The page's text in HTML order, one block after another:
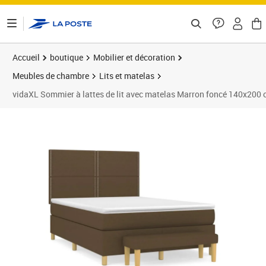
Accueil boutique
Mobilier et décoration
Meubles de chambre
Lits et matelas
vidaXL Sommier à lattes de lit avec matelas Marron foncé 140x200